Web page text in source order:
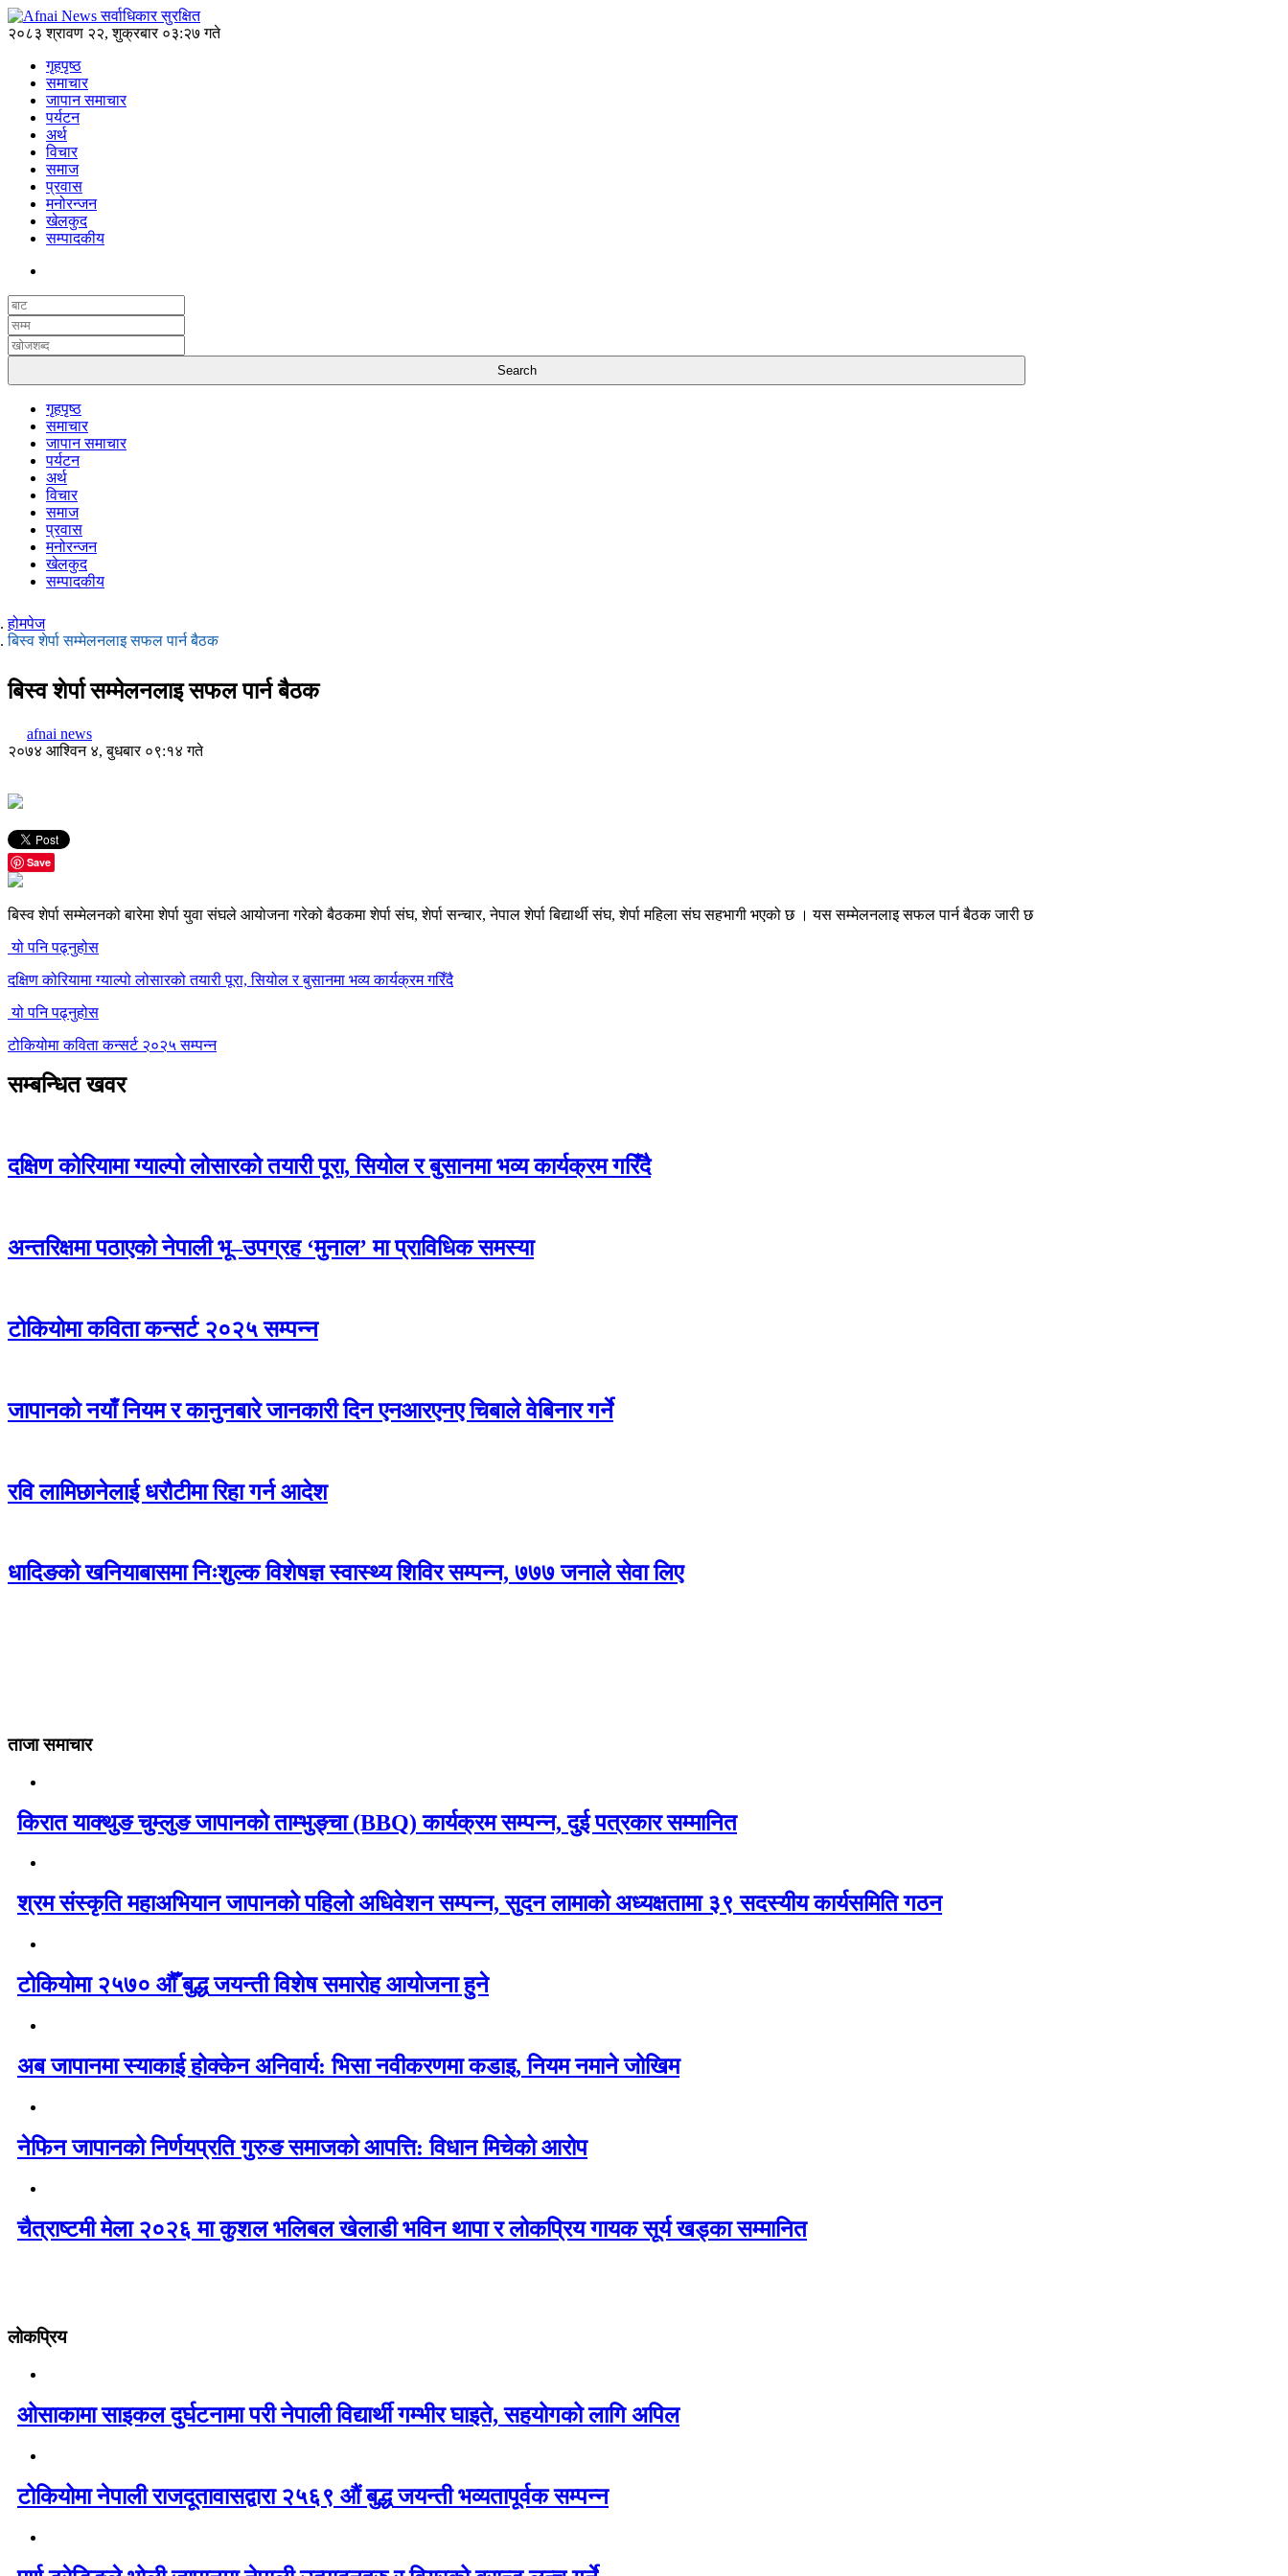
२०८३ श्रावण २२, शुक्रबार ०३:२७ गते
गृहपृष्ठ
समाचार
जापान समाचार
पर्यटन
अर्थ
विचार
समाज
प्रवास
मनोरन्जन
खेलकुद
सम्पादकीय
गृहपृष्ठ
समाचार
जापान समाचार
पर्यटन
अर्थ
विचार
समाज
प्रवास
मनोरन्जन
खेलकुद
सम्पादकीय
होमपेज
बिस्व शेर्पा सम्मेलनलाइ सफल पार्न बैठक
बिस्व शेर्पा सम्मेलनलाइ सफल पार्न बैठक
afnai news
२०७४ आश्विन ४, बुधबार ०९:१४ गते
Save
बिस्व शेर्पा सम्मेलनको बारेमा शेर्पा युवा संघले आयोजना गरेको बैठकमा शेर्पा संघ, शेर्पा सन्चार, नेपाल शेर्पा बिद्यार्थी संघ, शेर्पा महिला संघ सहभागी भएको छ । यस सम्मेलनलाइ सफल पार्न बैठक जारी छ
यो पनि पढ्नुहोस
दक्षिण कोरियामा ग्याल्पो लोसारको तयारी पूरा, सियोल र बुसानमा भव्य कार्यक्रम गरिँदै
यो पनि पढ्नुहोस
टोकियोमा कविता कन्सर्ट २०२५ सम्पन्न
सम्बन्धित खवर
दक्षिण कोरियामा ग्याल्पो लोसारको तयारी पूरा, सियोल र बुसानमा भव्य कार्यक्रम गरिँदै
अन्तरिक्षमा पठाएको नेपाली भू–उपग्रह ‘मुनाल’ मा प्राविधिक समस्या
टोकियोमा कविता कन्सर्ट २०२५ सम्पन्न
जापानको नयाँ नियम र कानुनबारे जानकारी दिन एनआरएनए चिबाले वेबिनार गर्ने
रवि लामिछानेलाई धरौटीमा रिहा गर्न आदेश
धादिङको खनियाबासमा निःशुल्क विशेषज्ञ स्वास्थ्य शिविर सम्पन्न, ७७७ जनाले सेवा लिए
ताजा समाचार
किरात याक्थुङ चुम्लुङ जापानको ताम्भुङ्चा (BBQ) कार्यक्रम सम्पन्न, दुई पत्रकार सम्मानित
श्रम संस्कृति महाअभियान जापानको पहिलो अधिवेशन सम्पन्न, सुदन लामाको अध्यक्षतामा ३९ सदस्यीय कार्यसमिति गठन
टोकियोमा २५७० औँ बुद्ध जयन्ती विशेष समारोह आयोजना हुने
अब जापानमा स्याकाई होक्केन अनिवार्य: भिसा नवीकरणमा कडाइ, नियम नमाने जोखिम
नेफिन जापानको निर्णयप्रति गुरुङ समाजको आपत्ति: विधान मिचेको आरोप
चैत्राष्टमी मेला २०२६ मा कुशल भलिबल खेलाडी भविन थापा र लोकप्रिय गायक सूर्य खड्का सम्मानित
लोकप्रिय
ओसाकामा साइकल दुर्घटनामा परी नेपाली विद्यार्थी गम्भीर घाइते, सहयोगको लागि अपिल
टोकियोमा नेपाली राजदूतावासद्वारा २५६९ औं बुद्ध जयन्ती भव्यतापूर्वक सम्पन्न